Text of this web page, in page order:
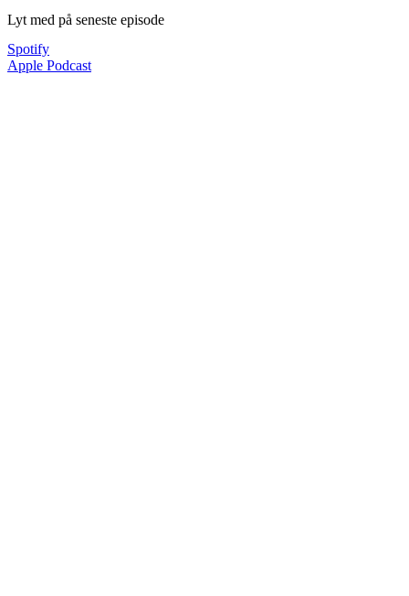
Lyt med på seneste episode
Spotify
Apple Podcast